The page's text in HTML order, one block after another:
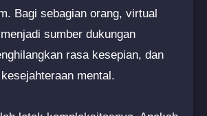
Bagi sebagian orang, virtual
sumber dukungan
rasa kesepian, dan
mental.